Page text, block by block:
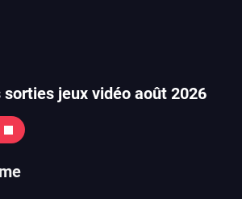
sorties jeux vidéo août 2026